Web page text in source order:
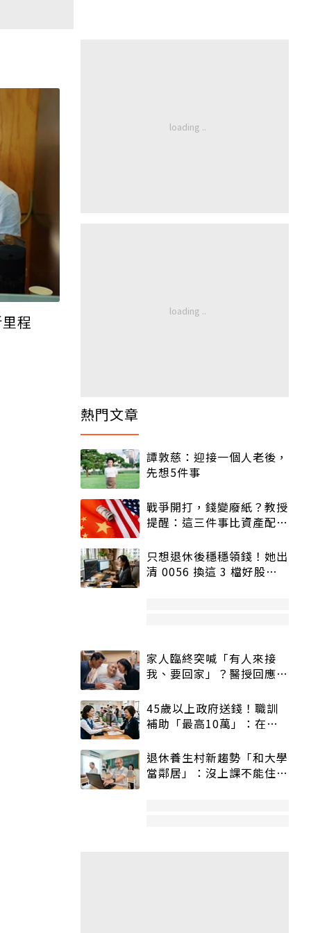
程
熱門文章
譚敦慈：迎接一個人老後，
先想5件事
戰爭開打，錢變廢紙？教授
提醒：這三件事比資產配置
只想退休後穩穩領錢！她出
清 0056 換這 3 檔好股：
家人臨終突喊「有人來接
我、要回家」？醫授回應方
45歲以上政府送錢！職訓
補助「最高10萬」：在
退休養生村新趨勢「和大學
當鄰居」：沒上課不能住、